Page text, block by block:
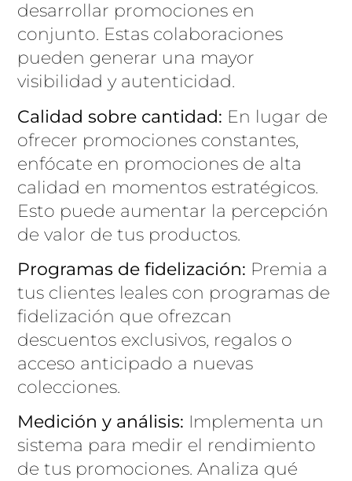
desarrollar promociones en
conjunto. Estas colaboraciones
pueden generar una mayor
visibilidad y autenticidad.
Calidad sobre cantidad: En lugar de
ofrecer promociones constantes,
enfócate en promociones de alta
calidad en momentos estratégicos.
Esto puede aumentar la percepción
de valor de tus productos.
Programas de fidelización: Premia a
tus clientes leales con programas de
fidelización que ofrezcan
descuentos exclusivos, regalos o
acceso anticipado a nuevas
colecciones.
Medición y análisis: Implementa un
sistema para medir el rendimiento
de tus promociones. Analiza qué